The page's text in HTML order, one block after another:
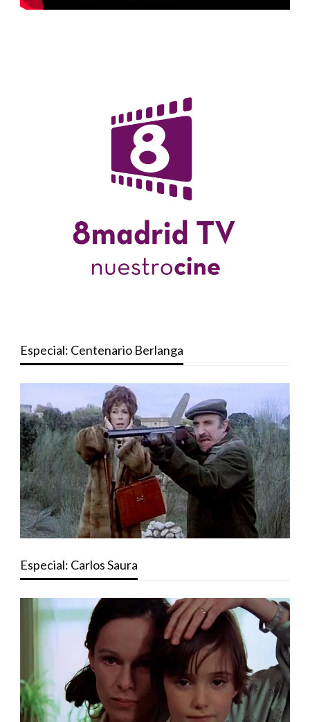
Especial: Centenario Berlanga
Especial: Carlos Saura